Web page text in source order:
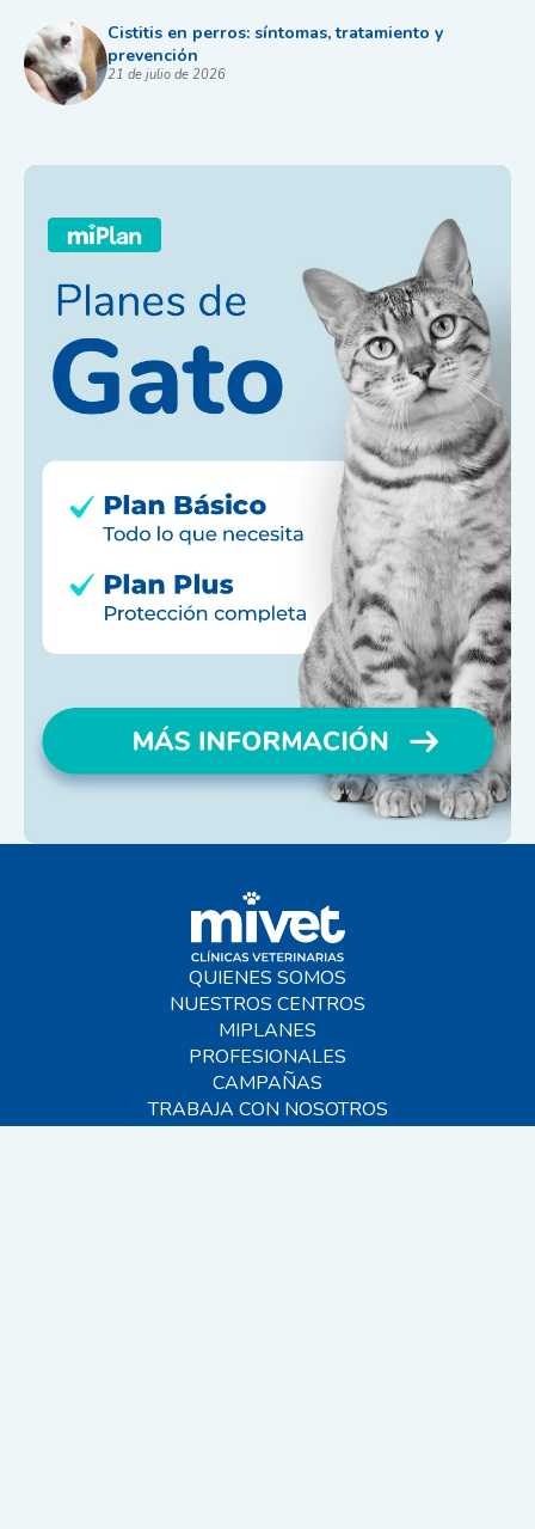
Cistitis en perros: síntomas, tratamiento y
prevención
21 de julio de 2026
QUIENES SOMOS
NUESTROS CENTROS
MIPLANES
PROFESIONALES
CAMPAÑAS
TRABAJA CON NOSOTROS
BLOG